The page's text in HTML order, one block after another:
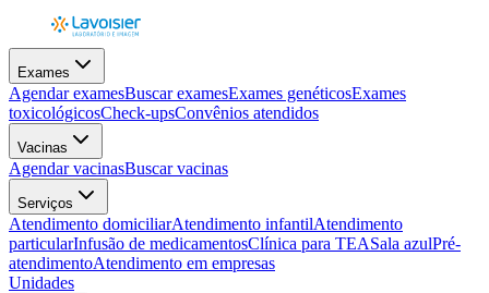
Exames
Agendar examesBuscar examesExames genéticosExames
toxicológicosCheck-upsConvênios atendidos
Vacinas
Agendar vacinasBuscar vacinas
Serviços
Atendimento domiciliarAtendimento infantilAtendimento
particularInfusão de medicamentosClínica para TEASala azulPré-
atendimentoAtendimento em empresas
Unidades